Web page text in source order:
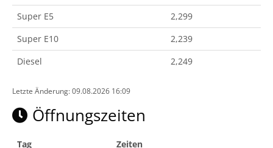
Super E5
2,299
Super E10
2,239
Diesel
2,249
Letzte Änderung: 09.08.2026 16:09
Öffnungszeiten
Tag
Zeiten